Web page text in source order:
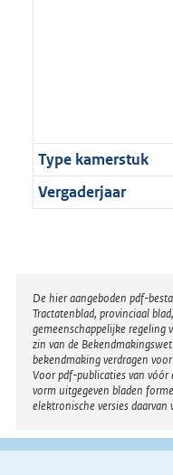
Type kamerstuk
Vergaderjaar
Disclaimer
De hier aangeboden pdf-
Tractatenblad, provinciaal
gemeenschappelijke regeling
zin van de
bekendmaking verdragen
Voor pdf-publicaties van vóór
vorm uitgegeven bladen
elektronische versies